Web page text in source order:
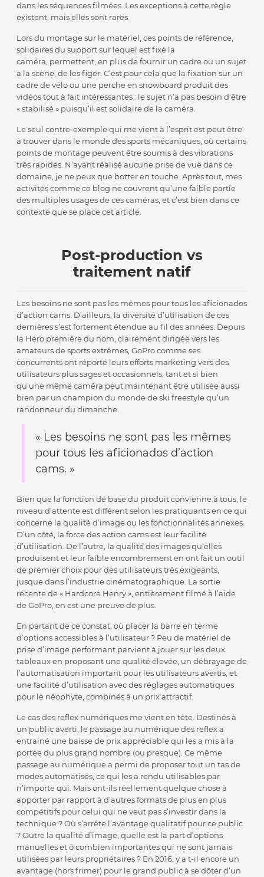
dans les séquences filmées. Les exceptions à cette règle
existent, mais elles sont rares.
Lors du montage sur le matériel, ces points de référence,
solidaires du support sur lequel est fixé la
caméra, permettent, en plus de fournir un cadre ou un sujet
à la scène, de les figer. C’est pour cela que la fixation sur un
cadre de vélo ou une perche en snowboard produit des
vidéos tout à fait intéressantes : le sujet n’a pas besoin d’être
« stabilisé » puisqu’il est solidaire de la caméra.
Le seul contre-exemple qui me vient à l’esprit est peut être
à trouver dans le monde des sports mécaniques, où certains
points de montage peuvent être soumis à des vibrations
très rapides. N’ayant réalisé aucune prise de vue dans ce
domaine, je ne peux que botter en touche. Après tout, mes
activités comme ce blog ne couvrent qu’une faible partie
des multiples usages de ces caméras, et c’est bien dans ce
contexte que se place cet article.
Post-production vs
traitement natif
Les besoins ne sont pas les mêmes pour tous les aficionados
d’action cams. D’ailleurs, la diversité d’utilisation de ces
dernières s’est fortement étendue au fil des années. Depuis
la Hero première du nom, clairement dirigée vers les
amateurs de sports extrêmes, GoPro comme ses
concurrents ont reporté leurs efforts marketing vers des
utilisateurs plus sages et occasionnels, tant et si bien
qu’une même caméra peut maintenant être utilisée aussi
bien par un champion du monde de ski freestyle qu’un
randonneur du dimanche.
« Les besoins ne sont pas les mêmes
pour tous les aficionados d’action
cams. »
Bien que la fonction de base du produit convienne à tous, le
niveau d’attente est différent selon les pratiquants en ce qui
concerne la qualité d’image ou les fonctionnalités annexes.
D’un côté, la force des action cams est leur facilité
d’utilisation. De l’autre, la qualité des images qu’elles
produisent et leur faible encombrement en ont fait un outil
de premier choix pour des utilisateurs très exigeants,
jusque dans l’industrie cinématographique. La sortie
récente de « Hardcore Henry », entièrement filmé à l’aide
de GoPro, en est une preuve de plus.
En partant de ce constat, où placer la barre en terme
d’options accessibles à l’utilisateur ? Peu de matériel de
prise d’image performant parvient à jouer sur les deux
tableaux en proposant une qualité élevée, un débrayage de
l’automatisation important pour les utilisateurs avertis, et
une facilité d’utilisation avec des réglages automatiques
pour le néophyte, combinés à un prix attractif.
Le cas des reflex numériques me vient en tête. Destinés à
un public averti, le passage au numérique des reflex a
entrainé une baisse de prix appréciable qui les a mis à la
portée du plus grand nombre (ou presque). Ce même
passage au numérique a permi de proposer tout un tas de
modes automatisés, ce qui les a rendu utilisables par
n’importe qui. Mais ont-ils réellement quelque chose à
apporter par rapport à d’autres formats de plus en plus
compétitifs pour celui qui ne veut pas s’investir dans la
technique ? Où s’arrête l’avantage qualitatif pour ce public
? Outre la qualité d’image, quelle est la part d’options
manuelles et ô combien importantes qui ne sont jamais
utilisées par leurs propriétaires ? En 2016, y a t-il encore un
avantage (hors frimer) pour le grand public à se dôter d’un